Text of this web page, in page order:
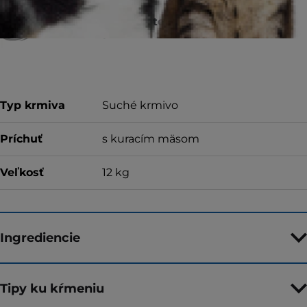
Za kvalitu, konzistenciu a chuť alebo za
Typ krmiva Suché krmivo
Príchuť s kuracím mäsom
Veľkosť 12 kg
Ingrediencie
Tipy ku kŕmeniu